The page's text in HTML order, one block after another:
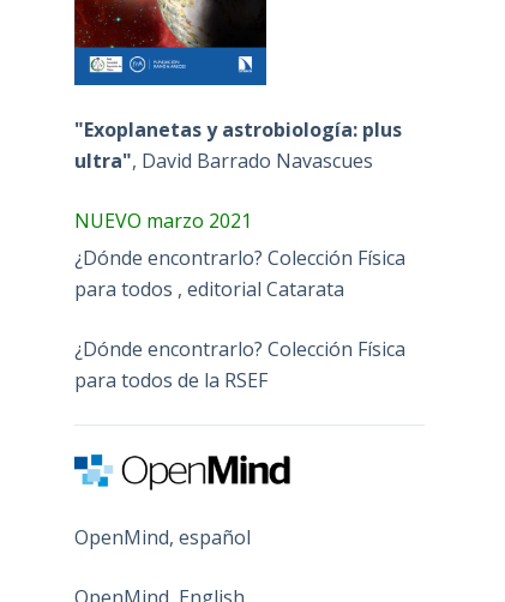
"Exoplanetas y astrobiología: plus
ultra", David Barrado Navascues
NUEVO marzo 2021
¿Dónde encontrarlo? Colección Física
para todos , editorial Catarata
¿Dónde encontrarlo? Colección Física
para todos de la RSEF
OpenMind, español